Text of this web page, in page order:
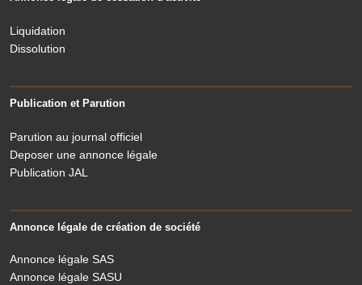
Liquidation
Dissolution
Publication et Parution
Parution au journal officiel
Deposer une annonce légale
Publication JAL
Annonce légale de création de société
Annonce légale SAS
Annonce légale SASU